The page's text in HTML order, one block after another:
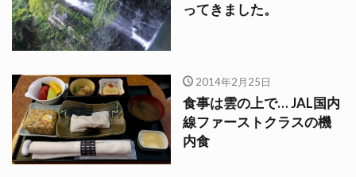
ってきました。
2014年2月25日
食事は雲の上で… JAL国内
線ファーストクラスの機
内食